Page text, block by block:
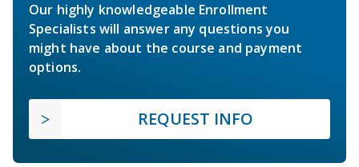
Our highly knowledgeable Enrollment
Specialists will answer any questions you
might have about the course and payment
options.
REQUEST INFO